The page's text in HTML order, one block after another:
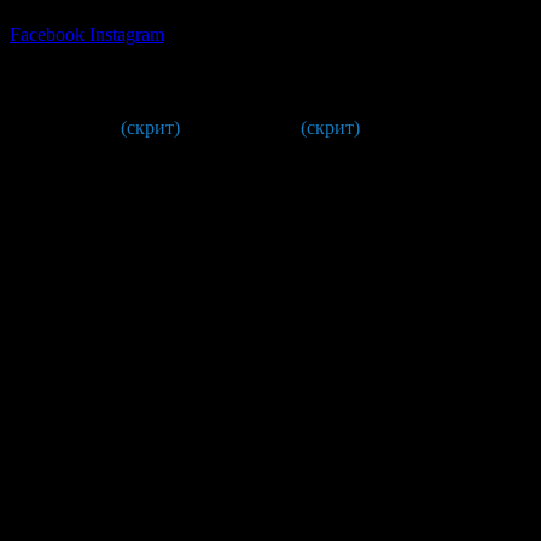
Facebook Instagram
(скрит) (скрит)